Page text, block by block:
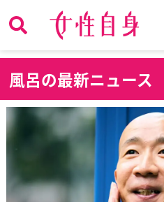
風呂の最新ニュース